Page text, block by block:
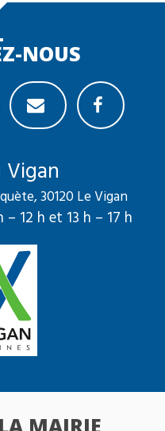
NOUS
30120 Le Vigan
12 h et 13 h – 17 h
LA MAIRIE